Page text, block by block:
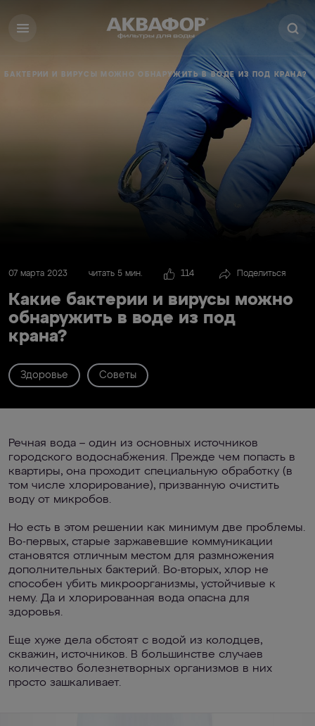
БАКТЕРИИ И ВИРУСЫ МОЖНО ОБНАРУЖИТЬ В ВОДЕ ИЗ ПОД КРАНА?
07 марта 2023 читать 5 мин. 114 Поделиться
Какие бактерии и вирусы можно
обнаружить в воде из под
крана?
Здоровье Советы
Речная вода – один из основных источников
городского водоснабжения. Прежде чем попасть в
квартиры, она проходит специальную обработку (в
том числе хлорирование), призванную очистить
воду от микробов.
Но есть в этом решении как минимум две проблемы.
Во-первых, старые заржавевшие коммуникации
становятся отличным местом для размножения
дополнительных бактерий. Во-вторых, хлор не
способен убить микроорганизмы, устойчивые к
нему. Да и хлорированная вода опасна для
здоровья.
Еще хуже дела обстоят с водой из колодцев,
скважин, источников. В большинстве случаев
количество болезнетворных организмов в них
просто зашкаливает.